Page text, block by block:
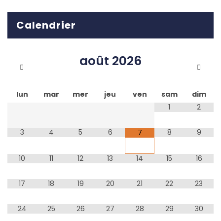
Calendrier
août 2026
lun mar mer jeu ven sam
dim
1
2
3 4 5 6 7 8 9
10 11 12 13 14 15 16
17 18 19 20 21 22 23
24 25 26 27 28 29 30